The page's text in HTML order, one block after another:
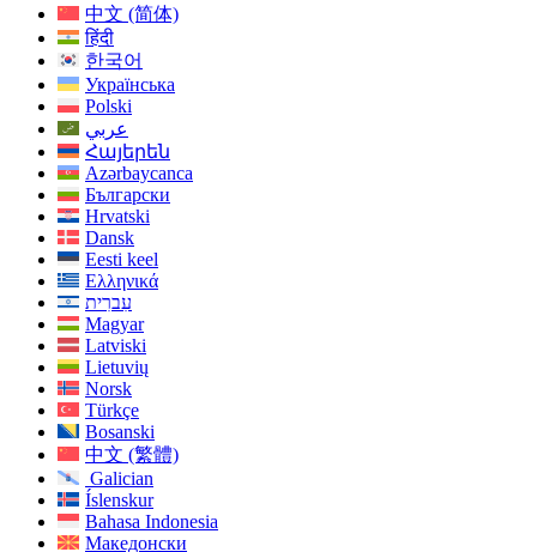
中文 (简体)
हिंदी
한국어
Українська
Polski
عربي
Հայերեն
Azərbaycanca
Български
Hrvatski
Dansk
Eesti keel
Ελληνικά
עִברִית
Magyar
Latviski
Lietuvių
Norsk
Türkçe
Bosanski
中文 (繁體)
Galician
Íslenskur
Bahasa Indonesia
Македонски